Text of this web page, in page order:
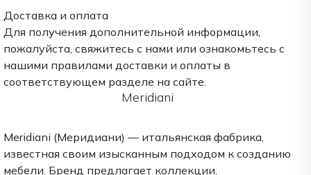
Доставка и оплата
Для получения дополнительной информации,
пожалуйста, свяжитесь с нами или ознакомьтесь с
нашими правилами доставки и оплаты в
соответствующем разделе на сайте.
Meridiani
Meridiani (Меридиани) — итальянская фабрика,
известная своим изысканным подходом к созданию
мебели. Бренд предлагает коллекции,